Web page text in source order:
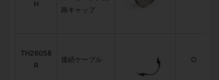
H
路キャップ
TH26058
R
接続ケーブル ○